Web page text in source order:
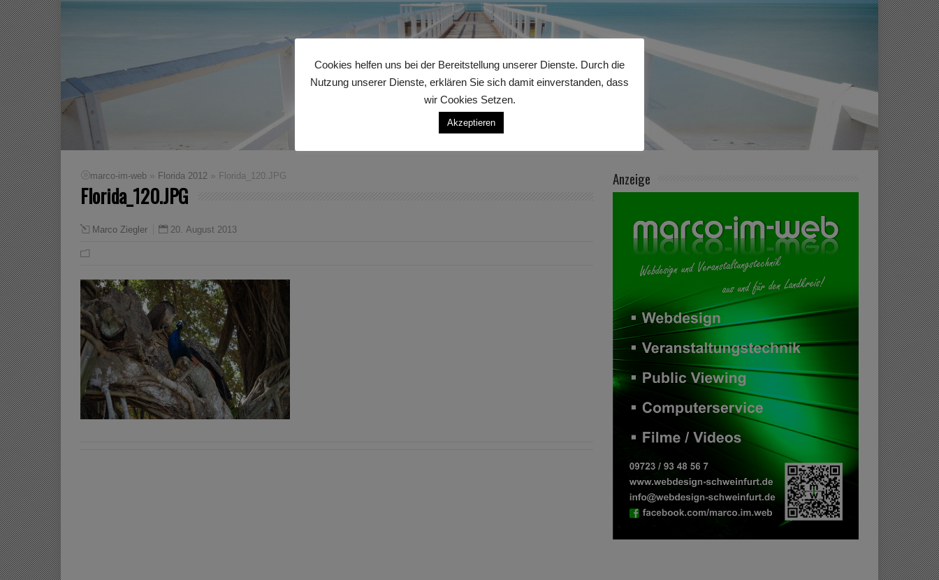
marco-im-web » Florida 2012 » Florida_120.JPG
Florida_120.JPG
Marco Ziegler 20. August 2013
Anzeige
Cookies helfen uns bei der Bereitstellung unserer Dienste. Durch die
Nutzung unserer Dienste, erklären Sie sich damit einverstanden, dass
wir Cookies Setzen.
Akzeptieren